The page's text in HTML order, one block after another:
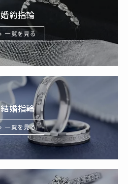
婚約指輪
一覧を見る
結婚指輪
一覧を見る